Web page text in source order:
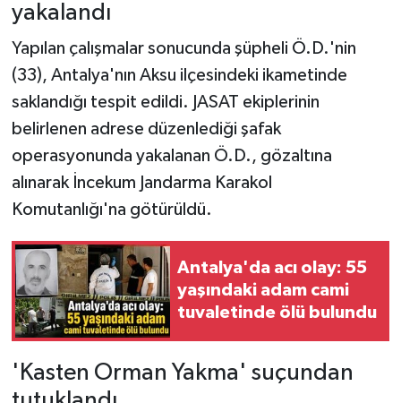
yakalandı
Yapılan çalışmalar sonucunda şüpheli Ö.D.'nin
(33), Antalya'nın Aksu ilçesindeki ikametinde
saklandığı tespit edildi. JASAT ekiplerinin
belirlenen adrese düzenlediği şafak
operasyonunda yakalanan Ö.D., gözaltına
alınarak İncekum Jandarma Karakol
Komutanlığı'na götürüldü.
Antalya'da acı olay: 55
yaşındaki adam cami
tuvaletinde ölü bulundu
'Kasten Orman Yakma' suçundan